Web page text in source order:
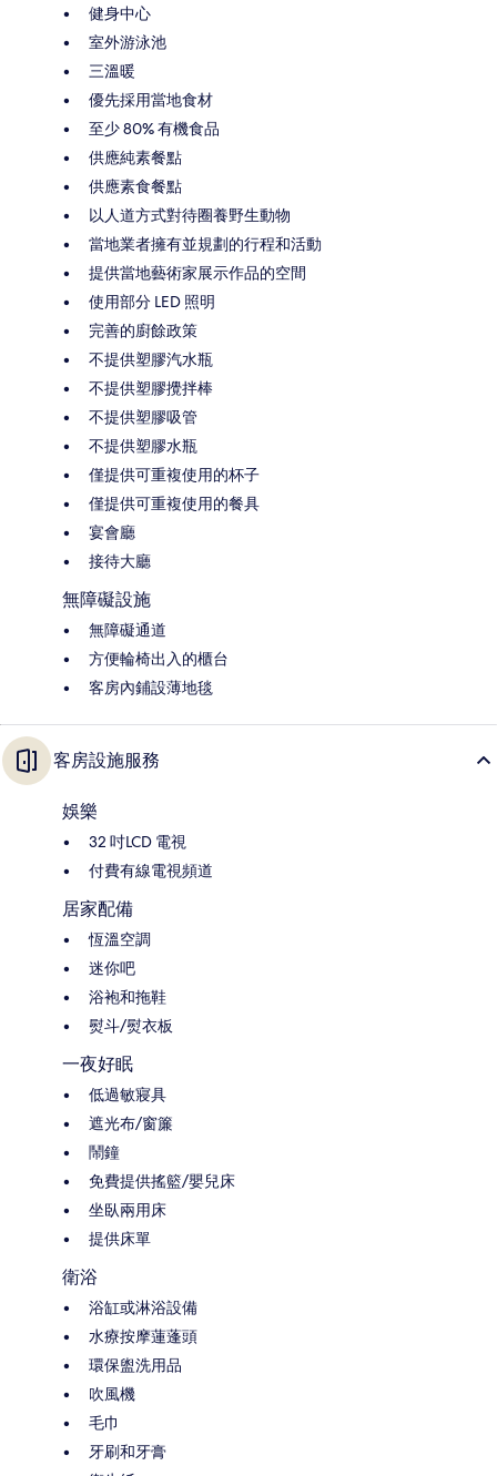
健身中心
室外游泳池
三溫暖
優先採用當地食材
至少 80% 有機食品
供應純素餐點
供應素食餐點
以人道方式對待圈養野生動物
當地業者擁有並規劃的行程和活動
提供當地藝術家展示作品的空間
使用部分 LED 照明
完善的廚餘政策
不提供塑膠汽水瓶
不提供塑膠攪拌棒
不提供塑膠吸管
不提供塑膠水瓶
僅提供可重複使用的杯子
僅提供可重複使用的餐具
宴會廳
接待大廳
無障礙設施
無障礙通道
方便輪椅出入的櫃台
客房內鋪設薄地毯
客房設施服務
娛樂
32 吋LCD 電視
付費有線電視頻道
居家配備
恆溫空調
迷你吧
浴袍和拖鞋
熨斗/熨衣板
一夜好眠
低過敏寢具
遮光布/窗簾
鬧鐘
免費提供搖籃/嬰兒床
坐臥兩用床
提供床單
衛浴
浴缸或淋浴設備
水療按摩蓮蓬頭
環保盥洗用品
吹風機
毛巾
牙刷和牙膏